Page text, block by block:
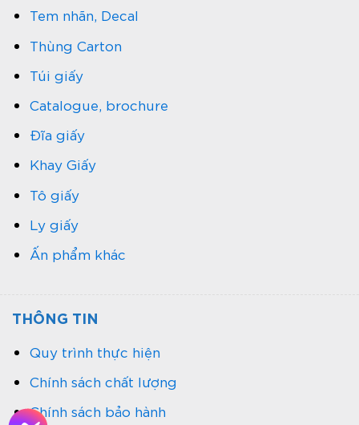
Tem nhãn, Decal
Thùng Carton
Túi giấy
Catalogue, brochure
Đĩa giấy
Khay Giấy
Tô giấy
Ly giấy
Ấn phẩm khác
THÔNG TIN
Quy trình thực hiện
Chính sách chất lượng
Chính sách bảo hành